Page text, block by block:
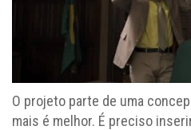
O projeto parte de uma
mais é melhor. É preciso